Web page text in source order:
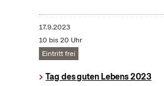
17.9.2023
10 bis 20 Uhr
Eintritt frei
Tag des guten Lebens 2023